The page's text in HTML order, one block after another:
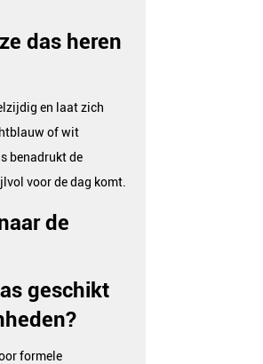
das heren
en laat zich
of wit
benadrukt de
voor de dag komt.
de
geschikt
formele